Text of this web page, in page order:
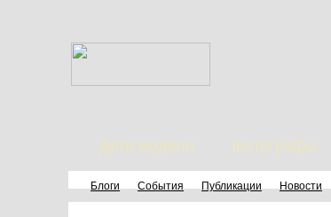
Дети модели Фотографы
Блоги События Публикации Новости